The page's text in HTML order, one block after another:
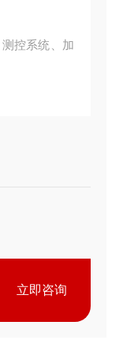
控系统、加
立即咨询